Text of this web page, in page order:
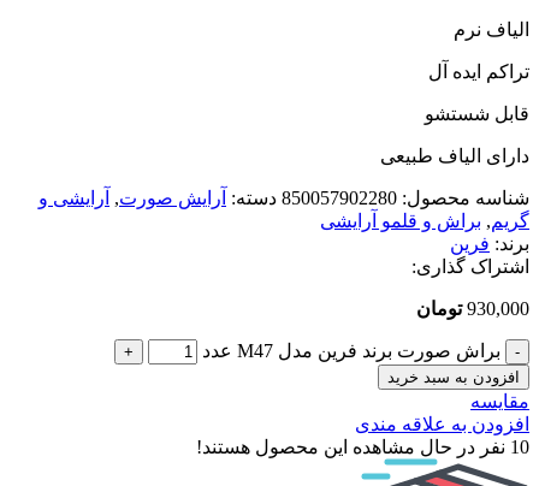
الیاف نرم
تراکم ایده آل
قابل شستشو
دارای الیاف طبیعی
شناسه محصول: 850057902280 دسته: آرایش صورت, آرایشی و
گریم, براش و قلمو آرایشی
برند: فرین
اشتراک گذاری:
930,000 تومان
براش صورت برند فرین مدل M47 عدد
افزودن به سبد خرید
مقایسه
افزودن به علاقه مندی
10 نفر در حال مشاهده این محصول هستند!